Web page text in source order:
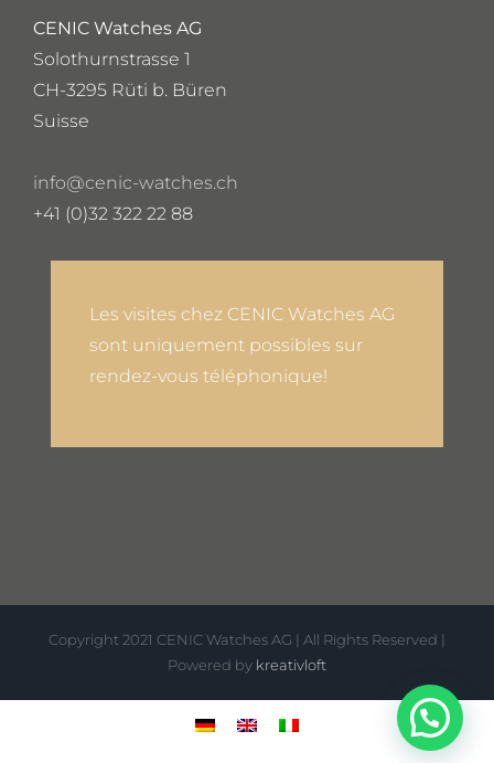
CENIC Watches AG
Solothurnstrasse 1
CH-3295 Rüti b. Büren
Suisse
info@cenic-watches.ch
+41 (0)32 322 22 88
Les visites chez CENIC Watches AG
sont uniquement possibles sur
rendez-vous téléphonique!
Copyright 2021 CENIC Watches AG | All Rights Reserved |
Powered by kreativloft